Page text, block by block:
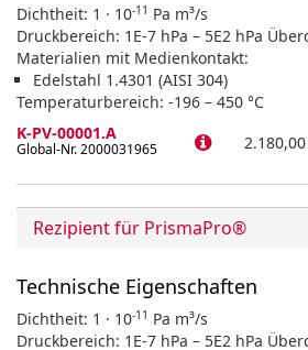
Dichtheit: 1 · 10-11 Pa m³/s
Druckbereich: 1E-7 hPa – 5E2 hPa
Materialien mit Medienkontakt:
Edelstahl 1.4301 (AISI 304)
Temperaturbereich: -196 – 450 °C
K-PV-00001.A
Global-Nr. 2000031965
Rezipient für PrismaPro®
Technische Eigenschaften
Dichtheit: 1 · 10-11 Pa m³/s
Druckbereich: 1E-7 hPa – 5E2 hPa